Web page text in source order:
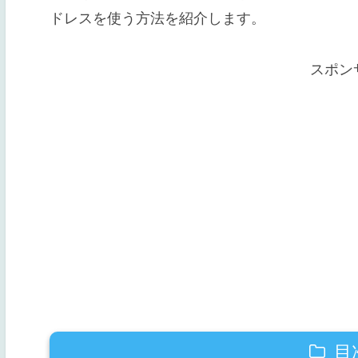
ドレスを使う方法を紹介します。
スポン
目